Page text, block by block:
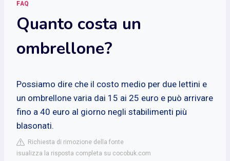
FAQ
Quanto costa un
ombrellone?
Possiamo dire che il costo medio per due lettini e
un ombrellone varia dai 15 ai 25 euro e può arrivare
fino a 40 euro al giorno negli stabilimenti più
blasonati.
Richiesta di rimozione della fonte
isualizza la risposta completa su cocobuk.com